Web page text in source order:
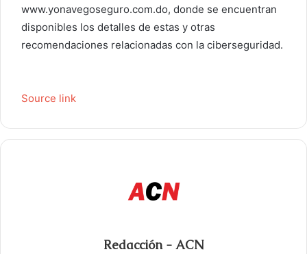
www.yonavegoseguro.com.do, donde se encuentran
disponibles los detalles de estas y otras
recomendaciones relacionadas con la ciberseguridad.
Source link
Redacción - ACN